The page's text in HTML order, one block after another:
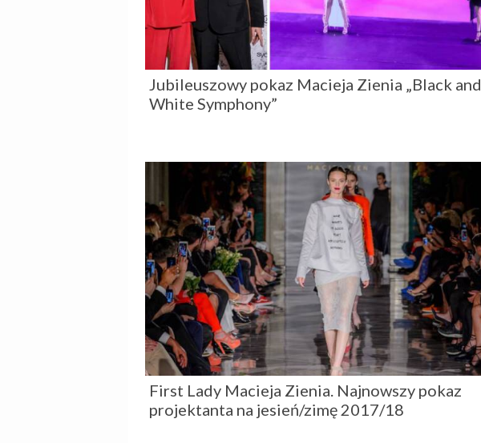
Jubileuszowy pokaz Macieja Zienia „Black and
White Symphony”
First Lady Macieja Zienia. Najnowszy pokaz
projektanta na jesień/zimę 2017/18